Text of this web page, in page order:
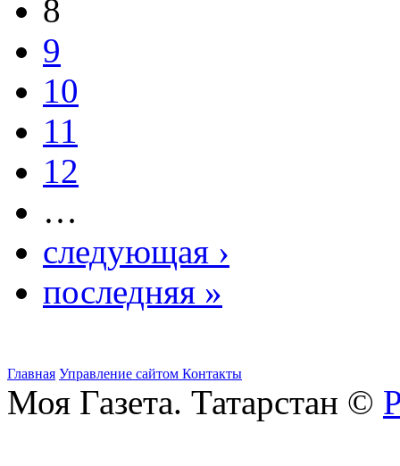
8
9
10
11
12
…
следующая ›
последняя »
Главная Управление сайтом Контакты
Моя Газета. Татарстан ©